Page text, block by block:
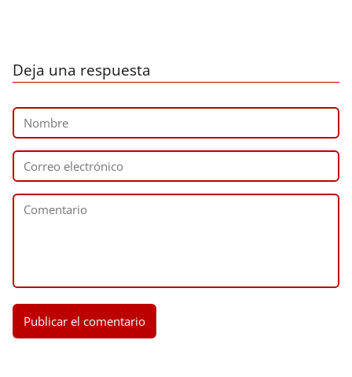
Deja una respuesta